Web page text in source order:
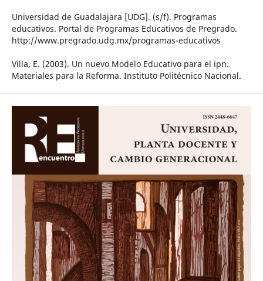
Universidad de Guadalajara [UDG]. (s/f). Programas
educativos. Portal de Programas Educativos de Pregrado.
http://www.pregrado.udg.mx/programas-educativos
Villa, E. (2003). Un nuevo Modelo Educativo para el ipn.
Materiales para la Reforma. Instituto Politécnico Nacional.